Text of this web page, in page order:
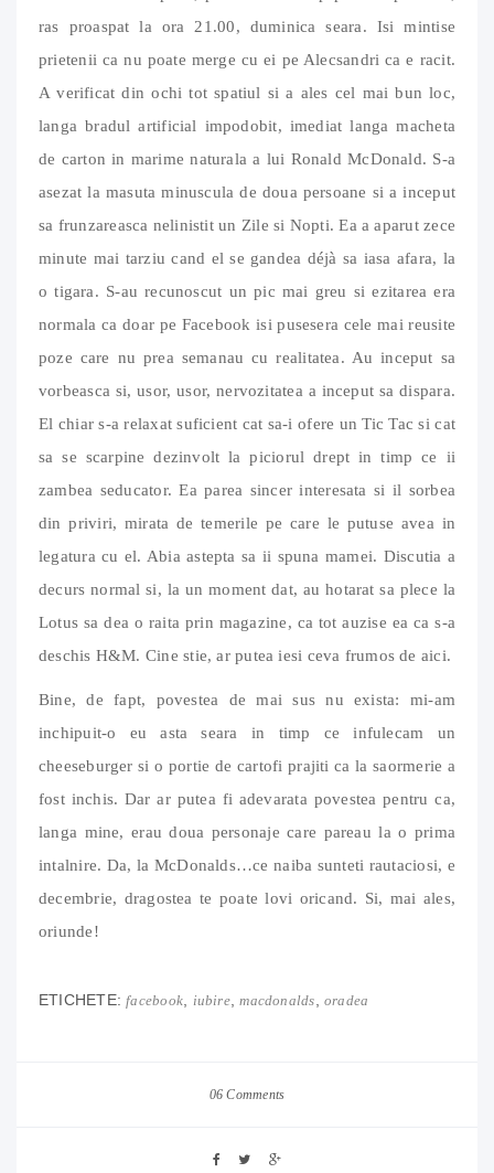
ras proaspat la ora 21.00, duminica seara. Isi mintise
prietenii ca nu poate merge cu ei pe Alecsandri ca e racit.
A verificat din ochi tot spatiul si a ales cel mai bun loc,
langa bradul artificial impodobit, imediat langa macheta
de carton in marime naturala a lui Ronald McDonald. S-a
asezat la masuta minuscula de doua persoane si a inceput
sa frunzareasca nelinistit un Zile si Nopti. Ea a aparut zece
minute mai tarziu cand el se gandea déjà sa iasa afara, la
o tigara. S-au recunoscut un pic mai greu si ezitarea era
normala ca doar pe Facebook isi pusesera cele mai reusite
poze care nu prea semanau cu realitatea. Au inceput sa
vorbeasca si, usor, usor, nervozitatea a inceput sa dispara.
El chiar s-a relaxat suficient cat sa-i ofere un Tic Tac si cat
sa se scarpine dezinvolt la piciorul drept in timp ce ii
zambea seducator. Ea parea sincer interesata si il sorbea
din priviri, mirata de temerile pe care le putuse avea in
legatura cu el. Abia astepta sa ii spuna mamei. Discutia a
decurs normal si, la un moment dat, au hotarat sa plece la
Lotus sa dea o raita prin magazine, ca tot auzise ea ca s-a
deschis H&M. Cine stie, ar putea iesi ceva frumos de aici.
Bine, de fapt, povestea de mai sus nu exista: mi-am
inchipuit-o eu asta seara in timp ce infulecam un
cheeseburger si o portie de cartofi prajiti ca la saormerie a
fost inchis. Dar ar putea fi adevarata povestea pentru ca,
langa mine, erau doua personaje care pareau la o prima
intalnire. Da, la McDonalds…ce naiba sunteti rautaciosi, e
decembrie, dragostea te poate lovi oricand. Si, mai ales,
oriunde!
ETICHETE: facebook iubire,macdonalds ,oradea
06 Comments